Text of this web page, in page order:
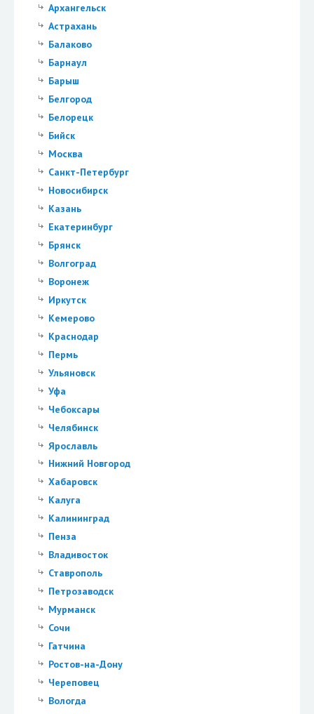
Архангельск
Астрахань
Балаково
Барнаул
Барыш
Белгород
Белорецк
Бийск
Москва
Санкт-Петербург
Новосибирск
Казань
Екатеринбург
Брянск
Волгоград
Воронеж
Иркутск
Кемерово
Краснодар
Пермь
Ульяновск
Уфа
Чебоксары
Челябинск
Ярославль
Нижний Новгород
Хабаровск
Калуга
Калининград
Пенза
Владивосток
Ставрополь
Петрозаводск
Мурманск
Сочи
Гатчина
Ростов-на-Дону
Череповец
Вологда